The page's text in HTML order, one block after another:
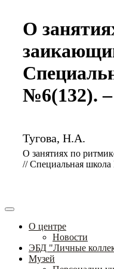
О
№6(132).
Тугова, Н.А.
О занятиях по
// Специальная
О центре
Новости
ЭБД "Личные
Музей